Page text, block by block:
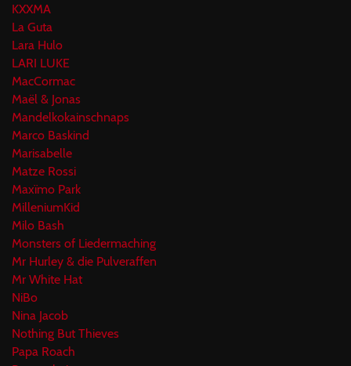
KXXMA
La Guta
Lara Hulo
LARI LUKE
MacCormac
Maël & Jonas
Mandelkokainschnaps
Marco Baskind
Marisabelle
Matze Rossi
Maxïmo Park
MilleniumKid
Milo Bash
Monsters of Liedermaching
Mr Hurley & die Pulveraffen
Mr White Hat
NiBo
Nina Jacob
Nothing But Thieves
Papa Roach